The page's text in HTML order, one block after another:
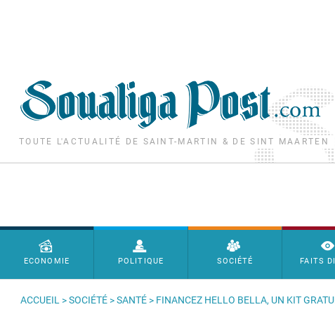
TOUTE L'ACTUALITÉ DE SAINT-MARTIN & DE SINT MAARTEN
Menu principal
ECONOMIE POLITIQUE SOCIÉTÉ FAITS
ACCUEIL >SOCIÉTÉ >SANTÉ > FINANCEZ HELLO BELLA, UN KIT